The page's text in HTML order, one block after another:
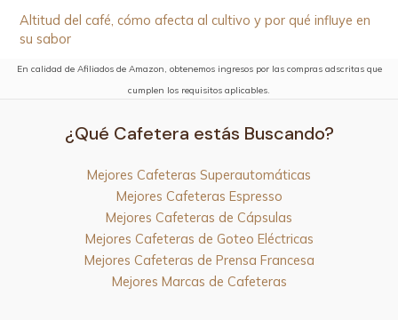
Altitud del café, cómo afecta al cultivo y por qué influye en
su sabor
En calidad de Afiliados de Amazon, obtenemos ingresos por las compras adscritas que
cumplen los requisitos aplicables.
¿Qué Cafetera estás Buscando?
Mejores Cafeteras Superautomáticas
Mejores Cafeteras Espresso
Mejores Cafeteras de Cápsulas
Mejores Cafeteras de Goteo Eléctricas
Mejores Cafeteras de Prensa Francesa
Mejores Marcas de Cafeteras